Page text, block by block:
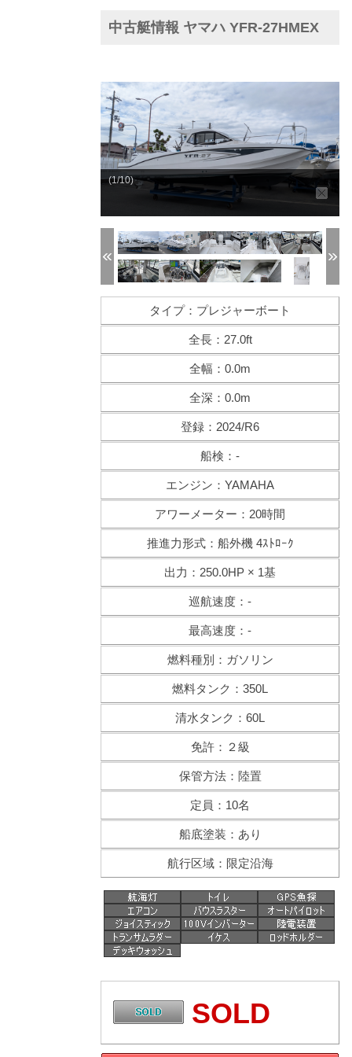
中古艇情報 ヤマハ YFR-27HMEX
(1/10)
タイプ：プレジャーボート
全長：27.0ft
全幅：0.0m
全深：0.0m
登録：2024/R6
船検：-
エンジン：YAMAHA
アワーメーター：20時間
推進力形式：船外機 4ｽﾄﾛｰｸ
出力：250.0HP × 1基
巡航速度：-
最高速度：-
燃料種別：ガソリン
燃料タンク：350L
清水タンク：60L
免許：２級
保管方法：陸置
定員：10名
船底塗装：あり
航行区域：限定沿海
SOLD